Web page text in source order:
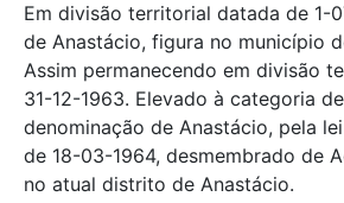
Em divisão territorial datada de 1-
de Anastácio, figura no município
Assim permanecendo em divisão
31-12-1963. Elevado à categoria
denominação de Anastácio, pela
de 18-03-1964, desmembrado de
no atual distrito de Anastácio.